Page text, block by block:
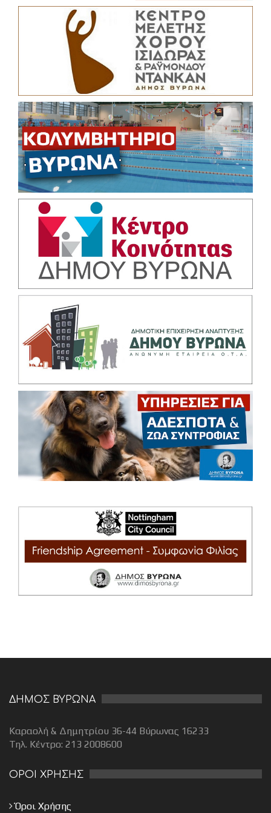
ΔΗΜΟΣ ΒΥΡΩΝΑ
Καραολή & Δημητρίου 36-44 Βύρωνας 16233
Τηλ. Κέντρο: 213 2008600
ΟΡΟΙ ΧΡΗΣΗΣ
Όροι Χρήσης